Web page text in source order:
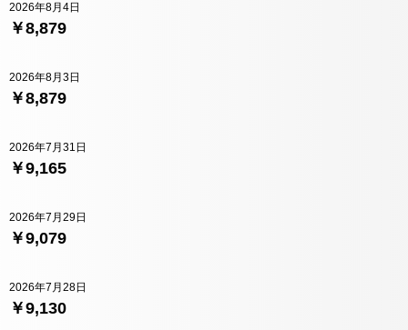
￥8,879
2026年8月4日
￥8,879
2026年8月3日
￥9,165
2026年7月31日
￥9,079
2026年7月29日
￥9,130
2026年7月28日